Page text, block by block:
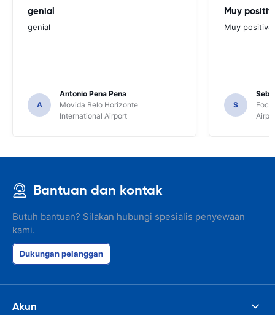
genial
genial
A
Antonio Pena Pena
Movida Belo Horizonte
International Airport
Muy
Muy positiva
S
Foco
Bantuan dan kontak
Butuh bantuan? Silakan hubungi spesialis penyewaan
kami.
Dukungan pelanggan
Akun